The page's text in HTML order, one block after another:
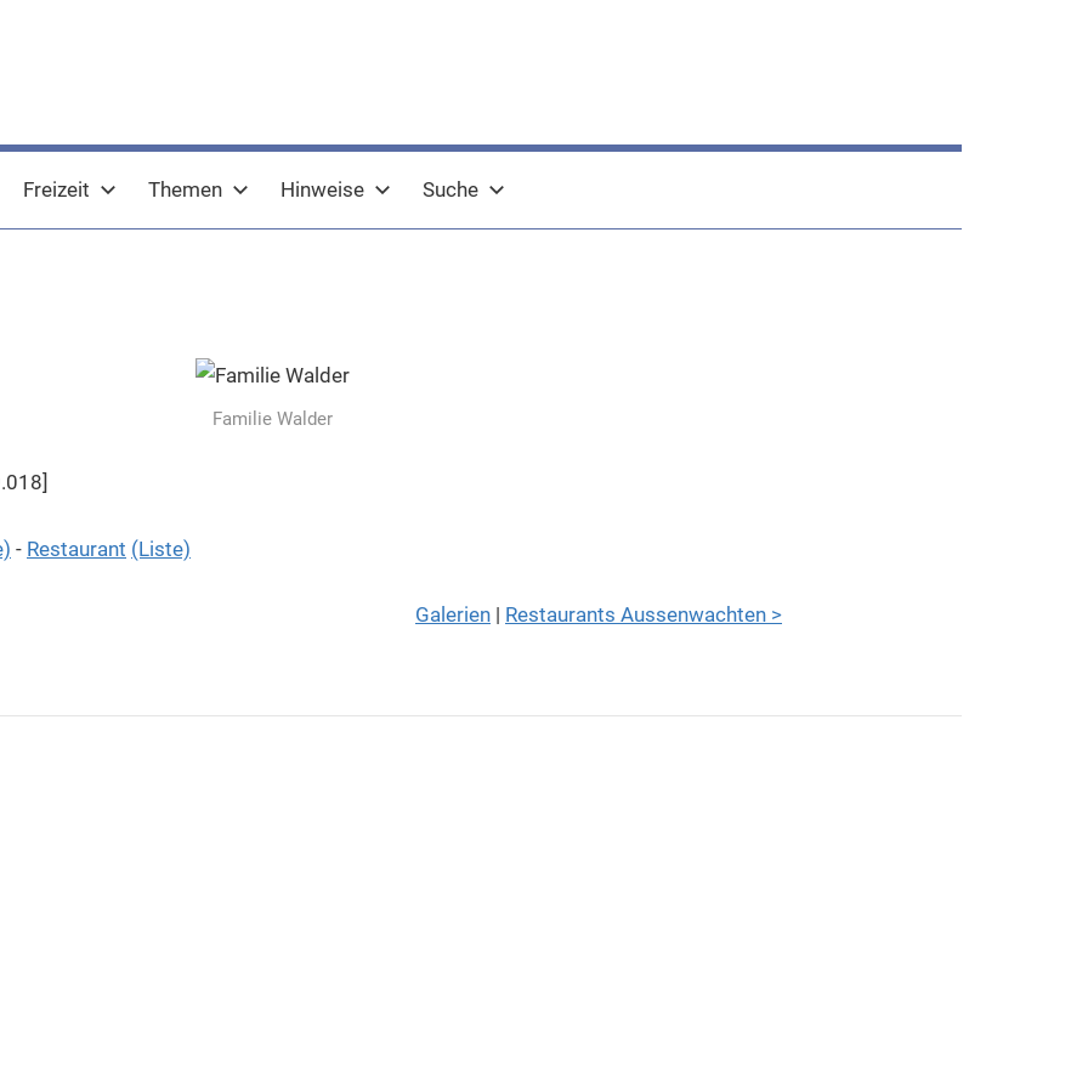
Freizeit Themen Hinweise Suche
Familie Walder
- Restaurant (Liste)
Galerien | Restaurants Aussenwachten >